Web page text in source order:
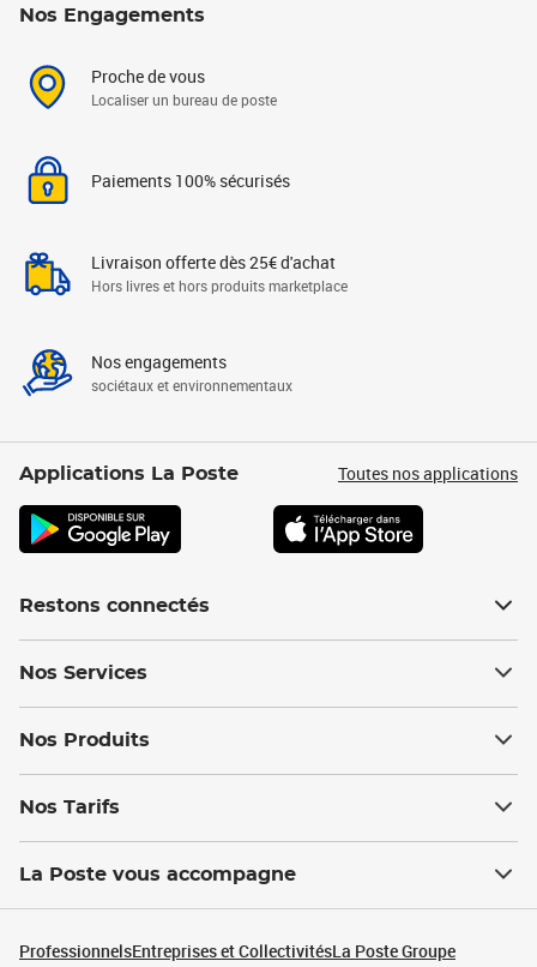
Nos Engagements
Proche de vous
Localiser un bureau de poste
Paiements 100% sécurisés
Livraison offerte dès 25€ d'achat
Hors livres et hors produits marketplace
Nos engagements
sociétaux et environnementaux
Applications La Poste Toutes nos applications
Restons connectés
Nos Services
Nos Produits
Nos Tarifs
La Poste vous accompagne
ProfessionnelsEntreprises et CollectivitésLa Poste Groupe